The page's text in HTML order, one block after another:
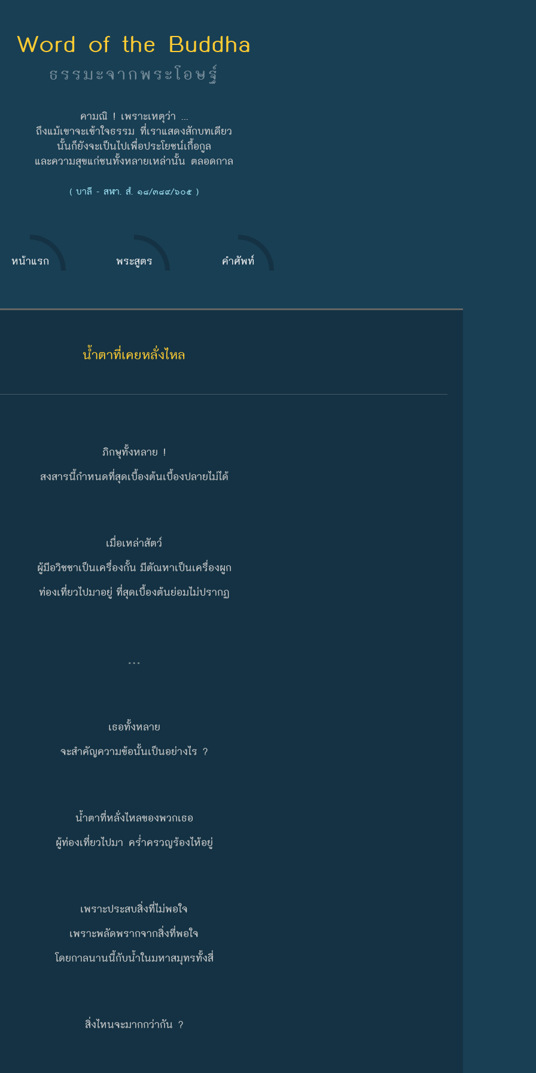
Word of the Buddha
ธรรมะจากพระโอษฐ์
คามณิ ! เพราะเหตุว่า ...
ถึงแม้เขาจะเข้าใจธรรม ที่เราแสดงสักบทเดียว
นั้นก็ยังจะเป็นไปเพื่อประโยชน์เกื้อกูล
และความสุขแก่ชนทั้งหลายเหล่านั้น ตลอดกาล
( บาลี - สฬา. สํ. ๑๘/๓๘๙/๖๐๕ )
หน้าแรก พระสูตร คำศัพท์
น้ำตาที่เคยหลั่งไหล
ภิกษุทั้งหลาย !
สงสารนี้กำหนดที่สุดเบื้องต้นเบื้องปลายไม่ได้
เมื่อเหล่าสัตว์
ผู้มีอวิชชาเป็นเครื่องกั้น มีตัณหาเป็นเครื่องผูก
ท่องเที่ยวไปมาอยู่ ที่สุดเบื้องต้นย่อมไม่ปรากฏ
…
เธอทั้งหลาย
จะสำคัญความข้อนั้นเป็นอย่างไร ?
น้ำตาที่หลั่งไหลของพวกเธอ
ผู้ท่องเที่ยวไปมา คร่ำครวญร้องไห้อยู่
เพราะประสบสิ่งที่ไม่พอใจ
เพราะพลัดพรากจากสิ่งที่พอใจ
โดยกาลนานนี้กับนํ้าในมหาสมุทรทั้งสี่
สิ่งไหนจะมากกว่ากัน ?